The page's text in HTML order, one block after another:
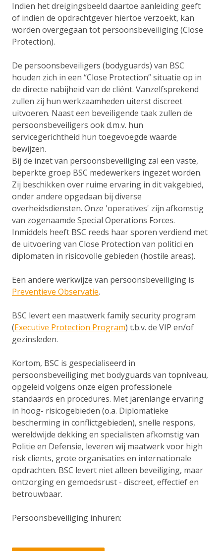
Indien het dreigingsbeeld daartoe aanleiding geeft
of indien de opdrachtgever hiertoe verzoekt, kan
worden overgegaan tot persoonsbeveiliging (Close
Protection).
De persoonsbeveiligers (bodyguards) van BSC
houden zich in een “Close Protection” situatie op in
de directe nabijheid van de cliënt. Vanzelfsprekend
zullen zij hun werkzaamheden uiterst discreet
uitvoeren. Naast een beveiligende taak zullen de
persoonsbeveiligers ook d.m.v. hun
servicegerichtheid hun toegevoegde waarde
bewijzen.
Bij de inzet van persoonsbeveiliging zal een vaste,
beperkte groep BSC medewerkers ingezet worden.
Zij beschikken over ruime ervaring in dit vakgebied,
onder andere opgedaan bij diverse
overheidsdiensten. Onze 'operatives' zijn afkomstig
van zogenaamde Special Operations Forces.
Inmiddels heeft BSC reeds haar sporen verdiend met
de uitvoering van Close Protection van politici en
diplomaten in risicovolle gebieden (hostile areas).
Een andere werkwijze van persoonsbeveiliging is
Preventieve Observatie.
BSC levert een maatwerk family security program
(Executive Protection Program) t.b.v. de VIP en/of
gezinsleden.
Kortom, BSC is gespecialiseerd in
persoonsbeveiliging met bodyguards van topniveau,
opgeleid volgens onze eigen professionele
standaards en procedures. Met jarenlange ervaring
in hoog- risicogebieden (o.a. Diplomatieke
bescherming in conflictgebieden), snelle respons,
wereldwijde dekking en specialisten afkomstig van
Politie en Defensie, leveren wij maatwerk voor high
risk clients, grote organisaties en internationale
opdrachten. BSC levert niet alleen beveiliging, maar
ontzorging en gemoedsrust - discreet, effectief en
betrouwbaar.
Persoonsbeveiliging inhuren: